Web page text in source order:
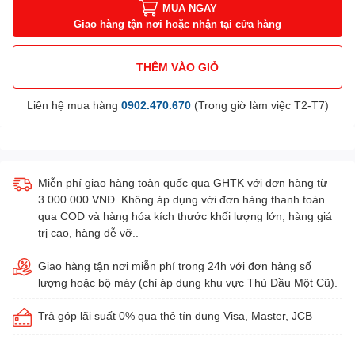
MUA NGAY
Giao hàng tận nơi hoặc nhận tại cửa hàng
THÊM VÀO GIỎ
Liên hệ mua hàng 0902.470.670(Trong giờ làm việc T2-T7)
Miễn phí giao hàng toàn quốc qua GHTK với đơn hàng từ
3.000.000 VNĐ. Không áp dụng với đơn hàng thanh toán
qua COD và hàng hóa kích thước khối lượng lớn, hàng giá
trị cao, hàng dễ vỡ..
Giao hàng tận nơi miễn phí trong 24h với đơn hàng số
lượng hoặc bộ máy (chỉ áp dụng khu vực Thủ Dầu Một Cũ).
Trả góp lãi suất 0% qua thẻ tín dụng Visa, Master, JCB